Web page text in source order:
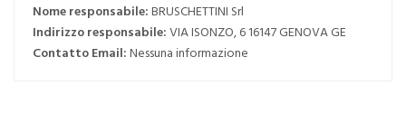
Nome responsabile:BRUSCHETTINI Srl
Indirizzo responsabile:VIA ISONZO, 6 16147 GENOVA GE
Contatto Email:Nessuna informazione